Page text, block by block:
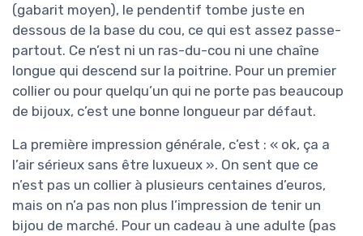
(gabarit moyen), le pendentif tombe juste en
dessous de la base du cou, ce qui est assez passe-
partout. Ce n’est ni un ras-du-cou ni une chaîne
longue qui descend sur la poitrine. Pour un premier
collier ou pour quelqu’un qui ne porte pas beaucoup
de bijoux, c’est une bonne longueur par défaut.
La première impression générale, c’est : « ok, ça a
l’air sérieux sans être luxueux ». On sent que ce
n’est pas un collier à plusieurs centaines d’euros,
mais on n’a pas non plus l’impression de tenir un
bijou de marché. Pour un cadeau à une adulte (pas